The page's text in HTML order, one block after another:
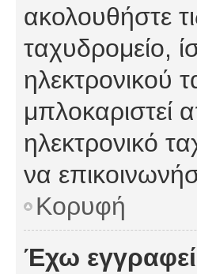
ακολουθήστε
ταχυδρομείο,
ηλεκτρονικού
μπλοκαριστεί
ηλεκτρονικό
να
Κορυφή
Έχω